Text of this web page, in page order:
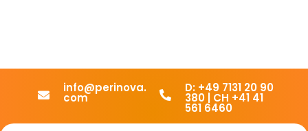

info@perinova.
com 
D: +49 7131 20 90
380 | CH +41 41
561 6460